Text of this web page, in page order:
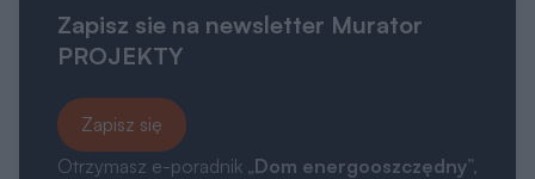
Zapisz sie na newsletter Murator
PROJEKTY
Zapisz się
Otrzymasz e-poradnik „Dom energooszczędny”,